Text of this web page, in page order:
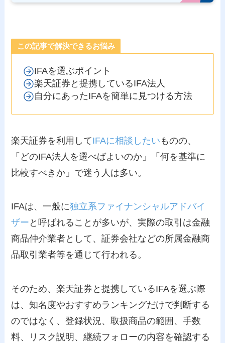
この記事で解決できるお悩み
IFAを選ぶポイント
楽天証券と提携しているIFA法人
自分にあったIFAを簡単に見つける方法
楽天証券を利用してIFAに相談したい ものの、
「どのIFA法人を選べばよいのか」「何を基準に
比較すべきか」で迷う人は多い。
IFAは、一般に独立系ファイナンシャルアドバイ
ザー と呼ばれることが多いが、実際の取引は金融
商品仲介業者として、証券会社などの所属金融商
品取引業者等を通じて行われる。
そのため、楽天証券と提携しているIFAを選ぶ際
は、知名度やおすすめランキングだけで判断する
のではなく、登録状況、取扱商品の範囲、手数
料、リスク説明、継続フォローの内容を確認する